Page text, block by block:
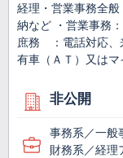
経理・営業事務全
納など ・営業事務
庶務 ：電話対応、
有車（ＡＴ）又は
非公開
事務系／一般
財務系／経理